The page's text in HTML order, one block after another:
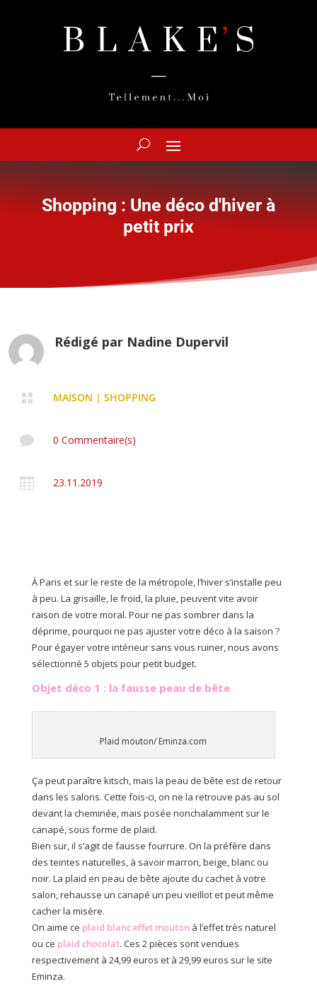
Shopping : Une déco d'hiver à
petit prix
Rédigé par Nadine Dupervil
 MAISON | SHOPPING
 0 Commentaire(s)
 23.11.2019
À Paris et sur le reste de la métropole, l’hiver s’installe peu
à peu. La grisaille, le froid, la pluie, peuvent vite avoir
raison de votre moral. Pour ne pas sombrer dans la
déprime, pourquoi ne pas ajuster votre déco à la saison ?
Pour égayer votre intérieur sans vous ruiner, nous avons
sélectionné 5 objets pour petit budget.
Objet déco 1 : la fausse peau de bête
Plaid mouton/ Eminza.com
Ça peut paraître kitsch, mais la peau de bête est de retour
dans les salons. Cette fois-ci, on ne la retrouve pas au sol
devant la cheminée, mais posée nonchalamment sur le
canapé, sous forme de plaid.
Bien sur, il s’agit de fausse fourrure. On la préfère dans
des teintes naturelles, à savoir marron, beige, blanc ou
noir. La plaid en peau de bête ajoute du cachet à votre
salon, rehausse un canapé un peu vieillot et peut même
cacher la misère.
On aime ce plaid blanc effet moutonà l’effet très naturel
ou ce plaid chocolat. Ces 2 pièces sont vendues
respectivement à 24,99 euros et à 29,99 euros sur le site
Eminza.